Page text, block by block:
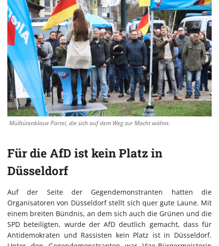
Mülltütenblaue Partei, die sich auf dem Weg zur Macht wähnt.
Für die AfD ist kein Platz in
Düsseldorf
Auf der Seite der Gegendemonstranten hatten die
Organisatoren von Düsseldorf stellt sich quer gute Laune. Mit
einem breiten Bündnis, an dem sich auch die Grünen und die
SPD beteiligten, wurde der AfD deutlich gemacht, dass für
Antidemokraten und Rassisten kein Platz ist in Düsseldorf.